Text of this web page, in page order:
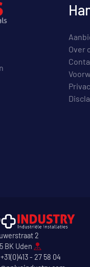
Over
2
BK Uden
+31(0)413 - 27 58 04